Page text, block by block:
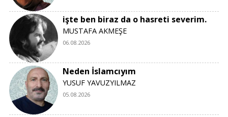
işte ben biraz da o hasreti severim.
MUSTAFA AKMEŞE
06.08.2026
Neden İslamcıyım
YUSUF YAVUZYILMAZ
05.08.2026